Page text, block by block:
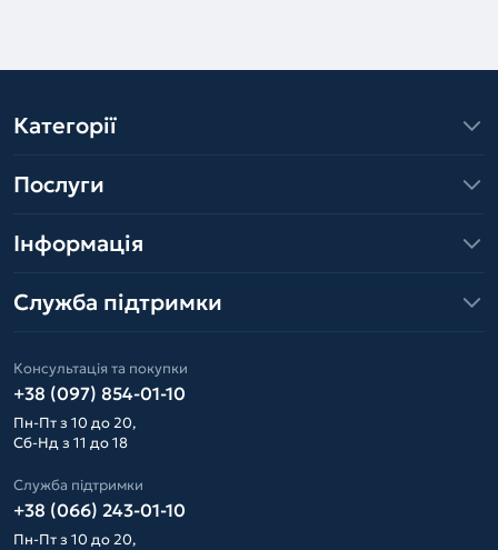
Категорії
Послуги
Інформація
Служба підтримки
Консультація та покупки
+38 (097) 854-01-10
Пн-Пт з 10 до 20,
Сб-Нд з 11 до 18
Служба підтримки
+38 (066) 243-01-10
Пн-Пт з 10 до 20,